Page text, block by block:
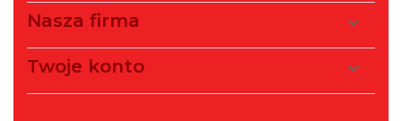
Nasza firma

Twoje konto
